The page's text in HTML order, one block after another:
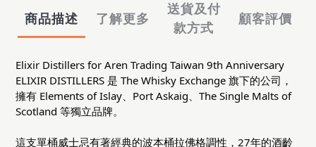
商品描述 了解更多
送貨及付
款方式
顧客評價
Elixir Distillers for Aren Trading Taiwan 9th Anniversary
ELIXIR DISTILLERS 是 The Whisky Exchange 旗下的公司，
擁有 Elements of Islay、Port Askaig、The Single Malts of
Scotland 等獨立品牌。
這支單桶威士忌有著經典的波本桶拉佛格調性，27年的酒齡